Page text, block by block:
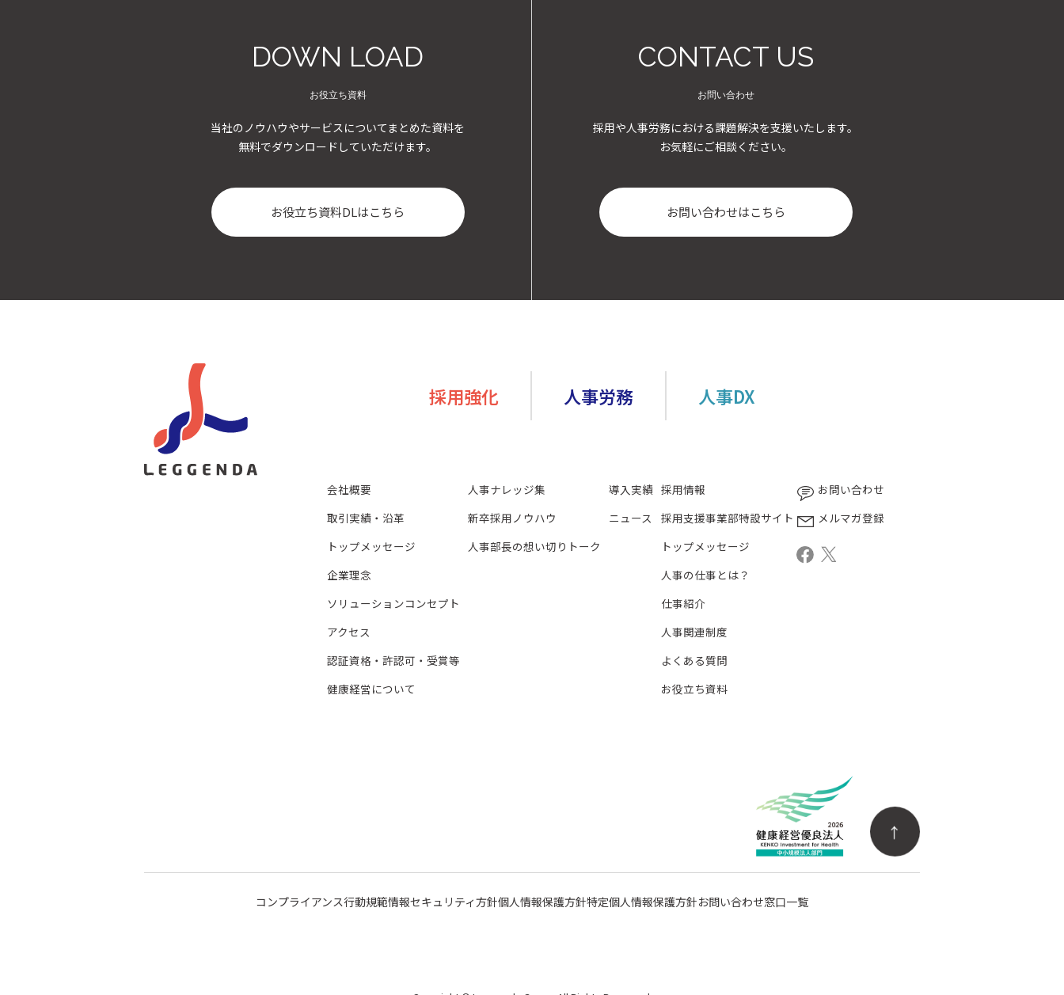
DOWN LOAD
お役立ち資料
当社のノウハウやサービスについてまとめた資料を
無料でダウンロードしていただけます。
お役立ち資料DLはこちら
CONTACT US
お問い合わせ
採用や人事労務における課題解決を支援いたします。
お気軽にご相談ください。
お問い合わせはこちら
採用強化 人事労務 人事DX
会社概要
取引実績・沿革
トップメッセージ
企業理念
ソリューションコンセプト
アクセス
認証資格・許認可・受賞等
健康経営について
人事ナレッジ集
新卒採用ノウハウ
人事部長の想い切りトーク
導入実績
ニュース
採用情報
採用支援事業部特設サイト
トップメッセージ
人事の仕事とは？
仕事紹介
人事関連制度
よくある質問
お役立ち資料
お問い合わせ
メルマガ登録
コンプライアンス行動規範情報セキュリティ方針個人情報保護方針特定個人情報保護方針お問い合わせ窓口一覧